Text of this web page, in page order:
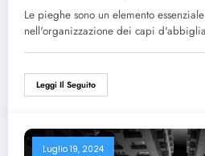
Le pieghe sono un elemento
nell'organizzazione dei capi
Leggi Il Seguito
Luglio 19, 2024